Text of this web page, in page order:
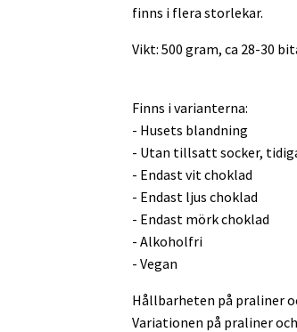
finns i flera storlekar.
Vikt: 500 gram, ca 28-30
Finns i varianterna:
- Husets blandning
- Utan tillsatt socker,
- Endast vit choklad
- Endast ljus choklad
- Endast mörk choklad
- Alkoholfri
- Vegan
Hållbarheten på praliner
Variationen på praliner